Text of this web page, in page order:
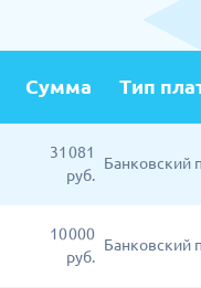
Сумма Тип
31 081
руб.
Банковский
10 000
руб.
Банковский